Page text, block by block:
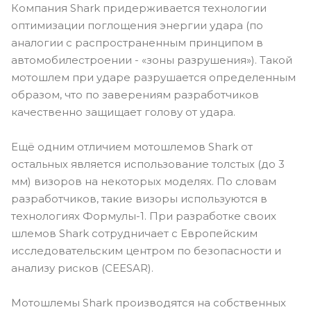
Компания Shark придерживается технологии
оптимизации поглощения энергии удара (по
аналогии с распространенным принципом в
автомобилестроении - «зоны разрушения»). Такой
мотошлем при ударе разрушается определенным
образом, что по заверениям разработчиков
качественно защищает голову от удара.
Ещё одним отличием мотошлемов Shark от
остальных является использование толстых (до 3
мм) визоров на некоторых моделях. По словам
разработчиков, такие визоры используются в
технологиях Формулы-1. При разработке своих
шлемов Shark сотрудничает с Европейским
исследовательским центром по безопасности и
анализу рисков (CEESAR).
Мотошлемы Shark производятся на собственных